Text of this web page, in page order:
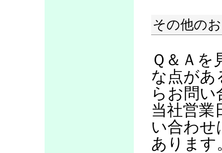
その他の
Ｑ＆Ａを
な点があ
らお問い
当社営業
い合わせ
あります